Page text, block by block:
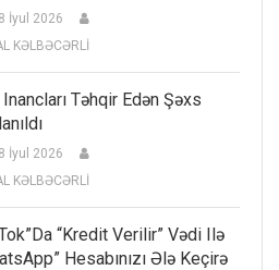
İyul 2026
KƏLBƏCƏRLİ
Təhqir Edən Şəxs
İyul 2026
KƏLBƏCƏRLİ
“kredit Verilir” Vədi Ilə
Hesabınızı Ələ Keçirə